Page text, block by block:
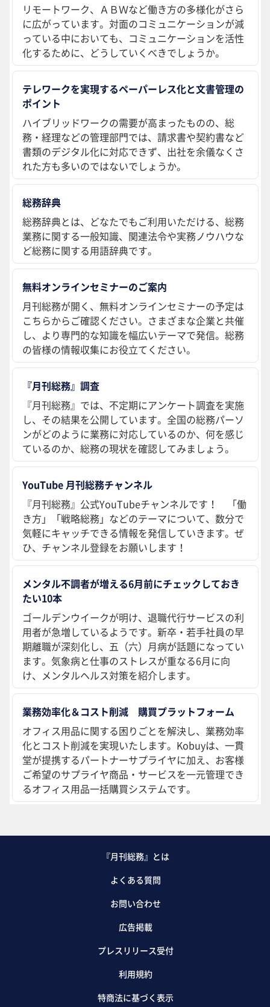
リモートワーク、ＡＢＷなど働き方の多様化がさら
に広がっています。対面のコミュニケーションが減
っている中においても、コミュニケーションを活性
化するために、どうしていくべきでしょうか。
テレワークを実現するペーパーレス化と文書管理の
ポイント
ハイブリッドワークの需要が高まったものの、総
務・経理などの管理部門では、請求書や契約書など
書類のデジタル化に対応できず、出社を余儀なくさ
れた方も多いのではないでしょうか。
総務辞典
総務辞典とは、どなたでもご利用いただける、総務
業務に関する一般知識、関連法令や実務ノウハウな
ど総務に関する用語辞典です。
無料オンラインセミナーのご案内
月刊総務が開く、無料オンラインセミナーの予定は
こちらからご確認ください。さまざまな企業と共催
し、より専門的な知識を幅広いテーマで発信。総務
の皆様の情報収集にお役立てください。
『月刊総務』調査
『月刊総務』では、不定期にアンケート調査を実施
し、その結果を公開しています。全国の総務パーソ
ンがどのように業務に対応しているのか、何を感じ
ているのか、総務の現状を確認してみましょう。
YouTube 月刊総務チャンネル
『月刊総務』公式YouTubeチャンネルです！ 「働
き方」「戦略総務」などのテーマについて、数分で
気軽にキャッチできる情報を発信していきます。ぜ
ひ、チャンネル登録をお願いします！
メンタル不調者が増える6月前にチェックしておき
たい10本
ゴールデンウイークが明け、退職代行サービスの利
用者が急増しているようです。新卒・若手社員の早
期離職が深刻化し、五（六）月病が話題になってい
ます。気象病と仕事のストレスが重なる6月に向
け、メンタルヘルス対策を紹介します。
業務効率化＆コスト削減 購買プラットフォーム
オフィス用品に関する困りごとを解決し、業務効率
化とコスト削減を実現いたします。Kobuyは、一貫
堂が提携するパートナーサプライヤに加え、お客様
ご希望のサプライヤ商品・サービスを一元管理でき
るオフィス用品一括購買システムです。
『月刊総務』とは
よくある質問
お問い合わせ
広告掲載
プレスリリース受付
利用規約
特商法に基づく表示